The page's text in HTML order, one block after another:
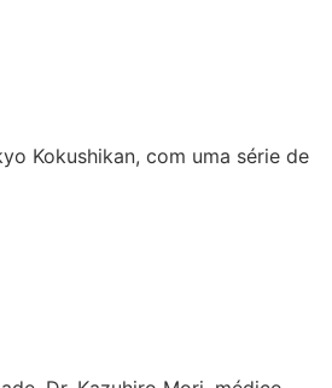
Kokushikan, com uma série de